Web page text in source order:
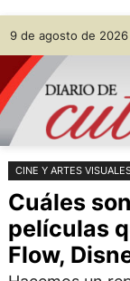
Saltar
al
contenido
Skip
to
content
9 de agosto de
CINE Y ARTES
Cuáles
películas
Flow,